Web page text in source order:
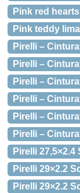
Pink red
Pink teddy
Pirelli –
Pirelli –
Pirelli –
Pirelli –
Pirelli –
Pirelli –
Pirelli
Pirelli 29×2.2
Pirelli 29×2.2